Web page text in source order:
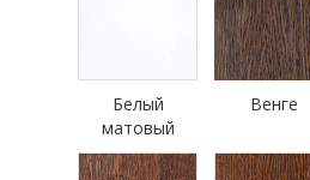
Белый
матовый
Венге